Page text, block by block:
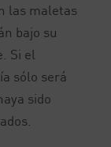
las maletas
bajo su
Si el
sólo será
sido